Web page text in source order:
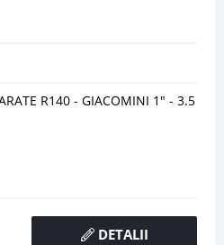
R140 - GIACOMINI 1" - 3.5
DETALII